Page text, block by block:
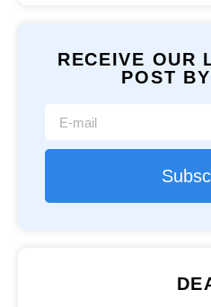
RECEIVE OUR
POST